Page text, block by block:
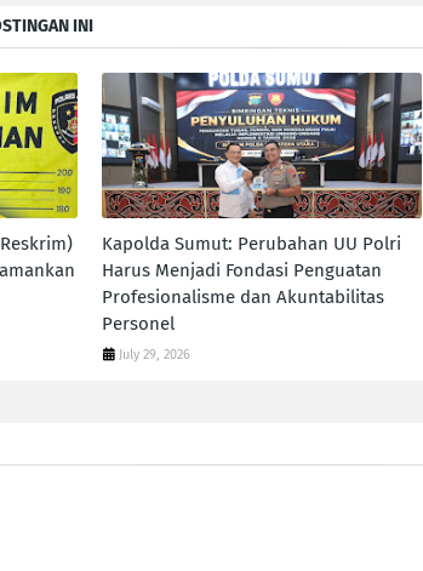
INI
Kapolda Sumut: Perubahan UU Polri
Harus Menjadi Fondasi Penguatan
Profesionalisme dan Akuntabilitas
Personel
July 29, 2026